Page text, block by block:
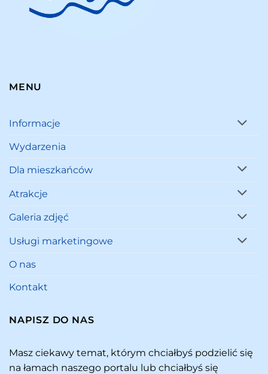
MENU
Informacje
Wydarzenia
Dla mieszkańców
Atrakcje
Galeria zdjęć
Usługi marketingowe
O nas
Kontakt
NAPISZ DO NAS
Masz ciekawy temat, którym chciałbyś podzielić się
na łamach naszego portalu lub chciałbyś się